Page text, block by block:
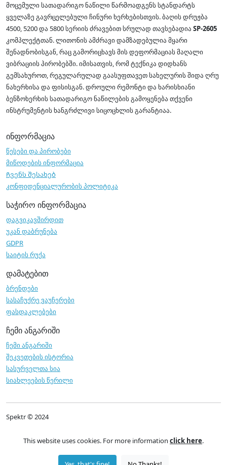
მოცემული სათადარიგო ნაწილი წარმოადგენს სტანდარტს
ყველაზე გავრცელებული ჩინური ხერხებისთვის. ბაღის დრუჟბა
4500, 5200 და 5800 სერიის ძრავებით სრულად თავსებადია SP-2605
კომპლექტთან. ლითონის ამძრავი დამზადებულია მყარი
შენადნობისგან, რაც გამორიცხავს მის დეფორმაციას მაღალი
ვიბრაციის პირობებში. იმისათვის, რომ ტექნიკა დიდხანს
გემსახუროთ, რეგულარულად გაასუფთავეთ სახელურის შიდა ღრუ
ნახერხისა და ფისისგან. დროული რემონტი და ხარისხიანი
ბენზოხერხის სათადარიგო ნაწილების გამოყენება თქვენი
ინსტრუმენტის ხანგრძლივი სიცოცხლის გარანტიაა.
ინფორმაცია
წესები და პირობები
მიწოდების ინფორმაცია
Ჩვენს შესახებ
კონფიდენციალურობის პოლიტიკა
საჭირო ინფორმაცია
დაგვიკავშირდით
უკან დაბრუნება
GDPR
საიტის რუქა
დამატებით
ბრენდები
სასაჩუქრე ვაუჩერები
ფასდაკლებები
ჩემი ანგარიში
ჩემი ანგარიში
შეკვეთების ისტორია
სასურველთა სია
სიახლეების წერილი
Spektr © 2024
This website uses cookies. For more information click here.